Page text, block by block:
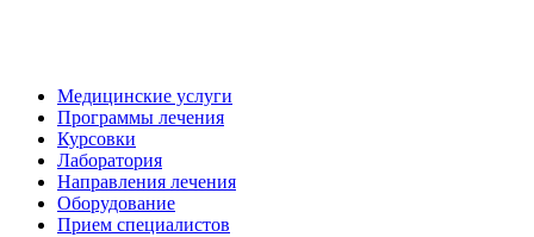
Медицинские услуги
Программы лечения
Курсовки
Лаборатория
Направления лечения
Оборудование
Прием специалистов